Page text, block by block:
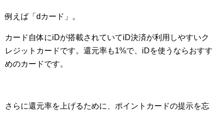
例えば「dカード」。
カード自体にiDが搭載されていてiD決済が利用しやすいク
レジットカードです。還元率も1%で、iDを使うならおすす
めのカードです。
さらに還元率を上げるために、ポイントカードの提示を忘